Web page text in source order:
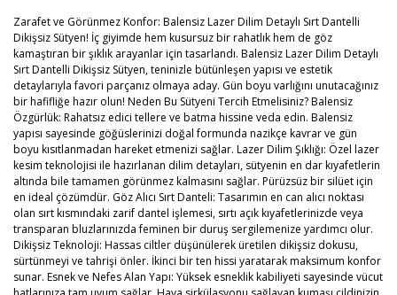
Zarafet ve Görünmez Konfor: Balensiz Lazer Dilim Detaylı Sırt Dantelli
Dikişsiz Sütyen! İç giyimde hem kusursuz bir rahatlık hem de göz
kamaştıran bir şıklık arayanlar için tasarlandı. Balensiz Lazer Dilim Detaylı
Sırt Dantelli Dikişsiz Sütyen, teninizle bütünleşen yapısı ve estetik
detaylarıyla favori parçanız olmaya aday. Gün boyu varlığını unutacağınız
bir hafifliğe hazır olun! Neden Bu Sütyeni Tercih Etmelisiniz? Balensiz
Özgürlük: Rahatsız edici tellere ve batma hissine veda edin. Balensiz
yapısı sayesinde göğüslerinizi doğal formunda nazikçe kavrar ve gün
boyu kısıtlanmadan hareket etmenizi sağlar. Lazer Dilim Şıklığı: Özel lazer
kesim teknolojisi ile hazırlanan dilim detayları, sütyenin en dar kıyafetlerin
altında bile tamamen görünmez kalmasını sağlar. Pürüzsüz bir silüet için
en ideal çözümdür. Göz Alıcı Sırt Danteli: Tasarımın en can alıcı noktası
olan sırt kısmındaki zarif dantel işlemesi, sırtı açık kıyafetlerinizde veya
transparan bluzlarınızda feminen bir duruş sergilemenize yardımcı olur.
Dikişsiz Teknoloji: Hassas ciltler düşünülerek üretilen dikişsiz dokusu,
sürtünmeyi ve tahrişi önler. İkinci bir ten hissi yaratarak maksimum konfor
sunar. Esnek ve Nefes Alan Yapı: Yüksek esneklik kabiliyeti sayesinde vücut